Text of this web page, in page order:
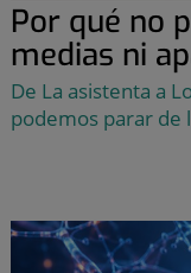
Por qué no
medias ni
De La asistenta a
podemos parar de